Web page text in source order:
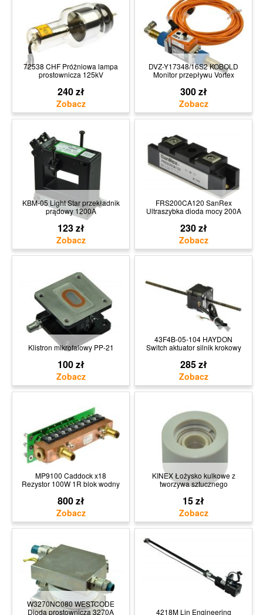
72538 CHF Próżniowa lampa
prostownicza 125kV
240 zł
DVZ-Y17348/16S2 KOBOLD
Monitor przepływu Vortex
300 zł
KBM-05 Light Star przekładnik
prądowy 1200A
123 zł
FRS200CA120 SanRex
Ultraszybka dioda mocy 200A
230 zł
Klistron mikrofalowy PP-21
100 zł
43F4B-05-104 HAYDON
Switch aktuator silnik krokowy
285 zł
MP9100 Caddock x18
Rezystor 100W 1R blok wodny
800 zł
KINEX Łożysko kulkowe z
tworzywa sztucznego
15 zł
W3270NC080 WESTCODE
Dioda prostownicza 3270A
4218M Lin Engineering